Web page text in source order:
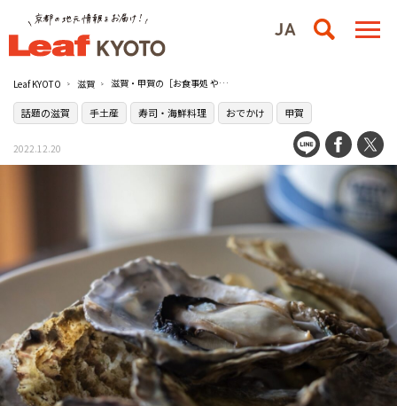
Leaf KYOTO 滋賀 滋賀・甲賀の［お食事処 やまいち水産］は牡蠣など日本酒に合う海鮮が自慢の店
話題の滋賀 手土産 寿司・海鮮料理 おでかけ 甲賀
2022.12.20